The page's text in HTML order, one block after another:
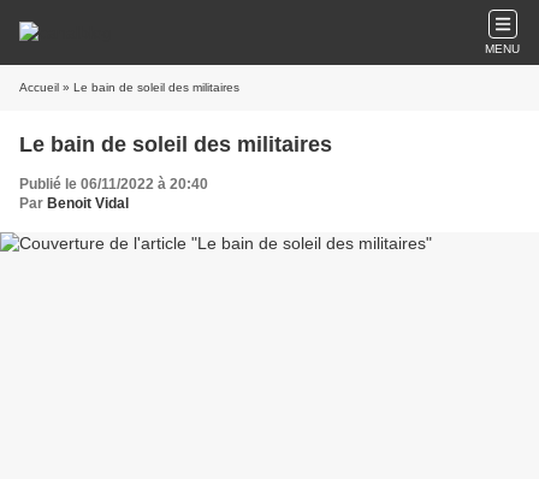
MENU
Accueil » Le bain de soleil des militaires
Le bain de soleil des militaires
Publié le 06/11/2022 à 20:40
Par Benoit Vidal